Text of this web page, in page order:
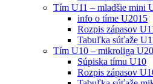
Tím U11 – mladšie mini
info o tíme U2015
Rozpis zápasov
Tabuľka súťaže
Tím U10 – mikroliga
Súpiska tímu U10
Rozpis zápasov